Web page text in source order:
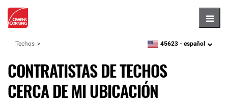
Techos zipcode,language
45623 - español
CONTRATISTAS DE TECHOS
CERCA DE MI UBICACIÓN